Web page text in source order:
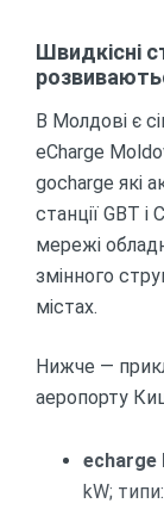
Швидкісні
В Молдові є
eCharge
gocharge які
станції GBT і
мережі
змінного
містах.
Нижче —
аеропорту
echarge
kW;